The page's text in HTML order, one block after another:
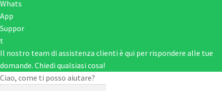
Il nostro team di assistenza clienti è qui per rispondere alle tue
domande. Chiedi qualsiasi cosa!
Ciao, come ti posso aiutare?